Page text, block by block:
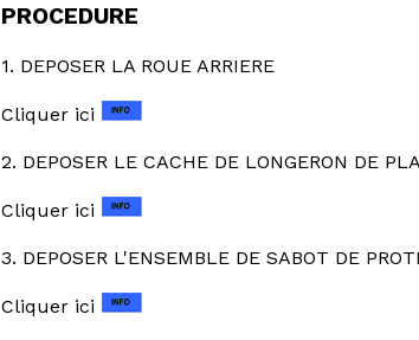
PROCEDURE
1. DEPOSER LA ROUE ARRIERE
Cliquer ici
2. DEPOSER LE CACHE DE LONGERON DE
Cliquer ici
3. DEPOSER L'ENSEMBLE DE SABOT DE
Cliquer ici